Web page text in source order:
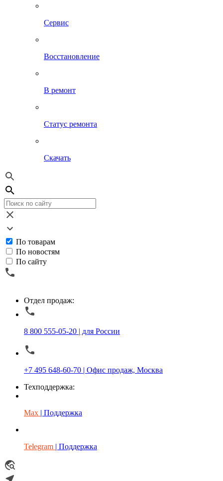
Сервис
Восстановление
В ремонт
Статус ремонта
Скачать
По товарам
По новостям
По сайту
Отдел продаж:
8 800 555-05-20 | для России
+7 495 648-60-70 | Офис продаж, Москва
Техподдержка:
Max | Поддержка
Telegram | Поддержка